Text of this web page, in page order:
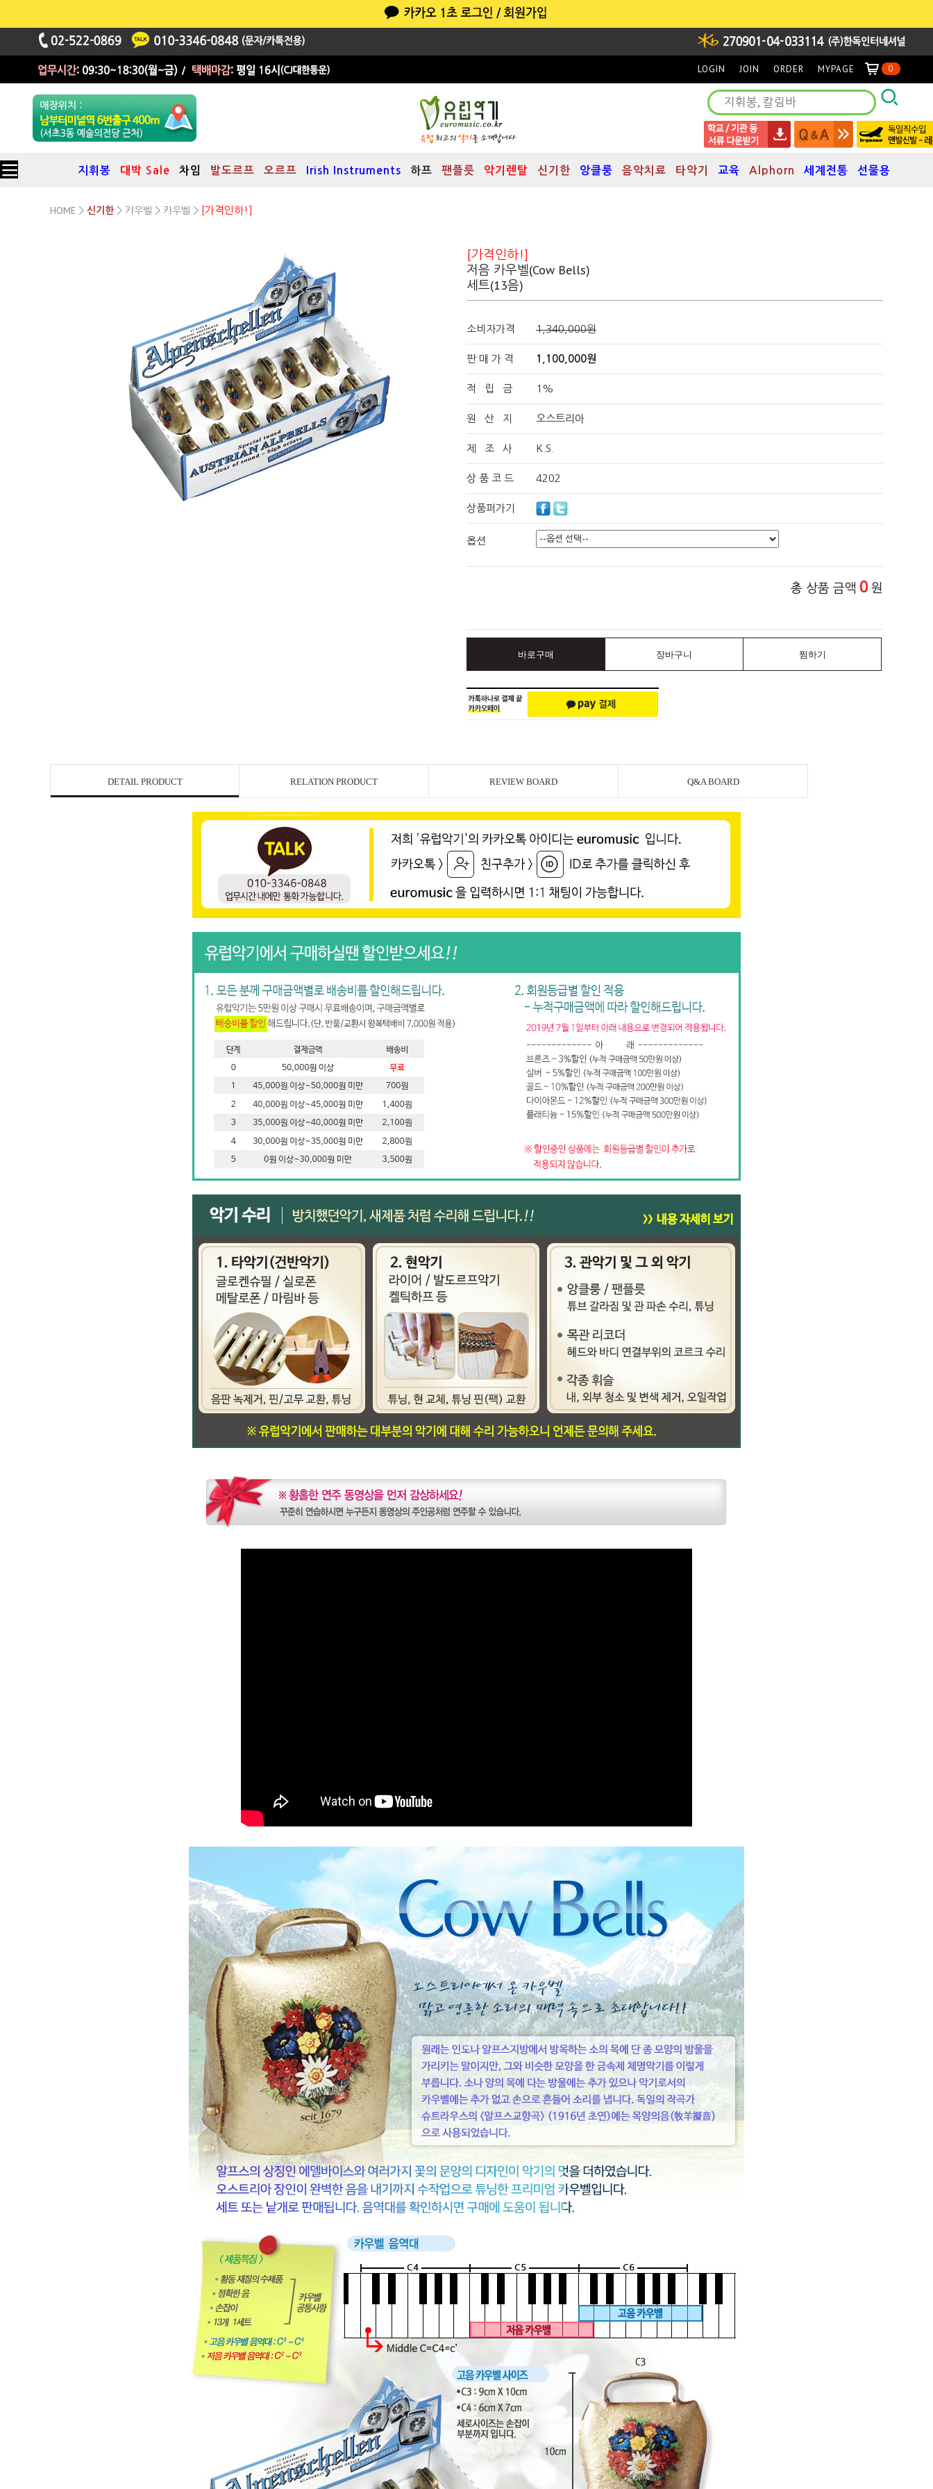
LOGIN JOIN ORDER MYPAGE 0
지휘봉 대박 Sale 차임 발도르프 오르프 Irish Instruments 하프 팬플릇 악기렌탈 신기한 앙클룽 음악치료 타악기 교육 Alphorn 세계전통 선물용
HOME > 신기한 > 카우벨 > 카우벨 > [가격인하!]
[가격인하!]
저음 카우벨(Cow Bells)
세트(13음)
소비자가격 1,340,000원
판 매 가 격 1,100,000원
적 립 금 1%
원 산 지 오스트리아
제 조 사 K.S.
상 품 코 드 4202
상품퍼가기
옵션
총 상품 금액 0 원
바로구매 장바구니 찜하기
DETAIL PRODUCT RELATION PRODUCT REVIEW BOARD Q&A BOARD